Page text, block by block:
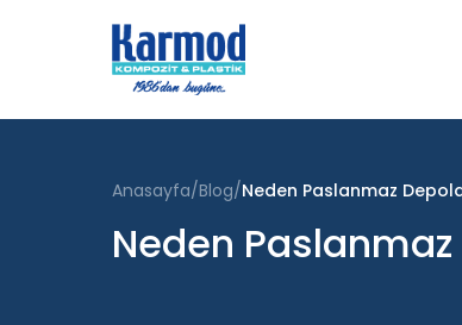
Anasayfa Blog Neden Paslanmaz
Neden